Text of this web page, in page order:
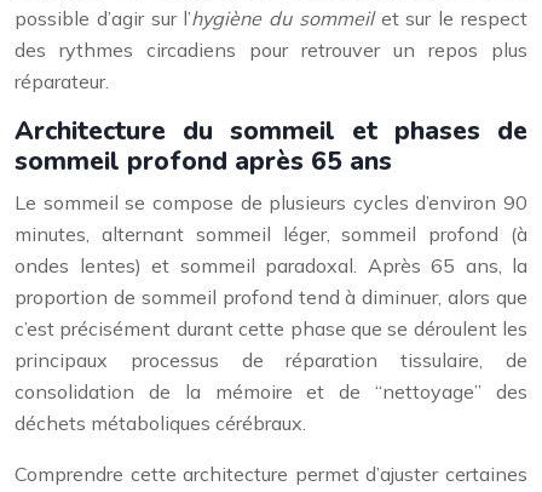
possible d’agir sur l’hygiène du sommeilet sur le respect
des rythmes circadiens pour retrouver un repos plus
réparateur.
Architecture du sommeil et phases de
sommeil profond après 65 ans
Le sommeil se compose de plusieurs cycles d’environ 90
minutes, alternant sommeil léger, sommeil profond (à
ondes lentes) et sommeil paradoxal. Après 65 ans, la
proportion de sommeil profond tend à diminuer, alors que
c’est précisément durant cette phase que se déroulent les
principaux processus de réparation tissulaire, de
consolidation de la mémoire et de “nettoyage” des
déchets métaboliques cérébraux.
Comprendre cette architecture permet d’ajuster certaines